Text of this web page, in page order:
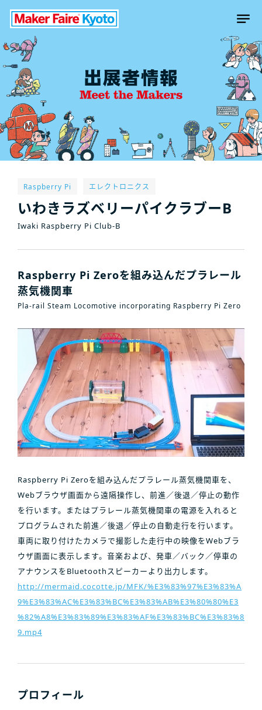
Raspberry Pi エレクトロニクス
いわきラズベリーパイクラブーB
Iwaki Raspberry Pi Club-B
Raspberry Pi Zeroを組み込んだプラレール
蒸気機関車
Pla-rail Steam Locomotive incorporating Raspberry Pi Zero
Raspberry Pi Zeroを組み込んだプラレール蒸気機関車を、
Webブラウザ画面から遠隔操作し、前進／後退／停止の動作
を行います。またはプラレール蒸気機関車の電源を入れると
プログラムされた前進／後退／停止の自動走行を行います。
車両に取り付けたカメラで撮影した走行中の映像をWebブラ
ウザ画面に表示します。音楽および、発車／バック／停車の
アナウンスをBluetoothスピーカーより出力します。
http://mermaid.cocotte.jp/MFK/%E3%83%97%E3%83%A
9%E3%83%AC%E3%83%BC%E3%83%AB%E3%80%80%E3
%82%A8%E3%83%89%E3%83%AF%E3%83%BC%E3%83%8
9.mp4
プロフィール